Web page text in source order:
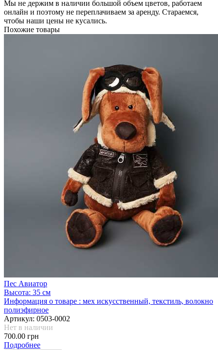
Мы не держим в наличии большой объем цветов, работаем
онлайн и поэтому не переплачиваем за аренду. Стараемся,
чтобы наши цены не кусались.
Похожие товары
Пес Авиатор
Высота: 35 см
Информация о товаре : мех искусственный, текстиль, волокно
полиэфирное
Артикул: 0503-0002
Нет в наличии
700.00 грн
Подробнее